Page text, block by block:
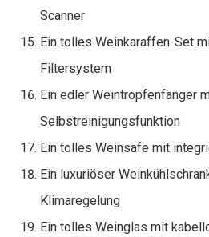
Scanner
Ein tolles Weinkaraffen-Set
Filtersystem
Ein edler Weintropfenfänger
Selbstreinigungsfunktion
Ein tolles Weinsafe mit
Ein luxuriöser
Klimaregelung
Ein tolles Weinglas mit